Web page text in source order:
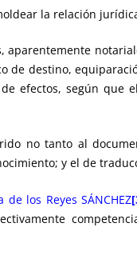
la relación
de destino,
efectos, según que
no tanto al
y el de
los Reyes SÁNCHEZ